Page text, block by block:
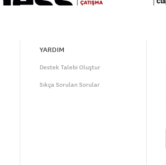
YARDIM
Destek Talebi Oluştur
Sıkça Sorulan Sorular